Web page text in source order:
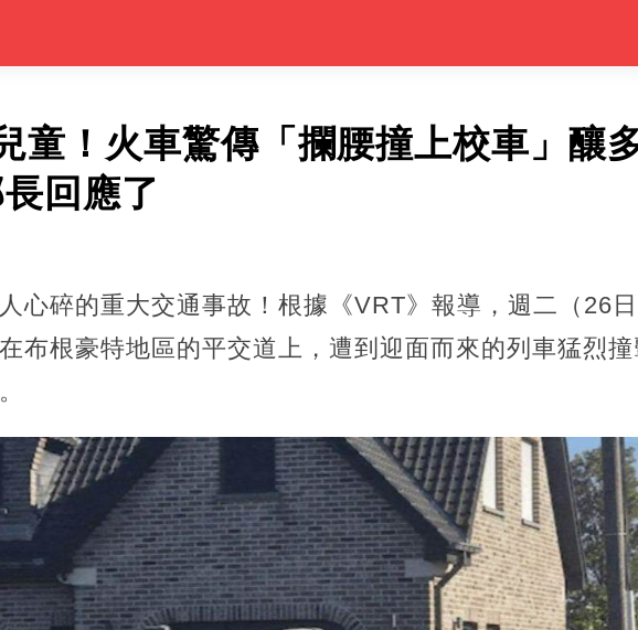
童！火車驚傳「攔腰撞上校車」釀
回應了
心碎的重大交通事故！根據《VRT》報導，週二（26
布根豪特地區的平交道上，遭到迎面而來的列車猛烈